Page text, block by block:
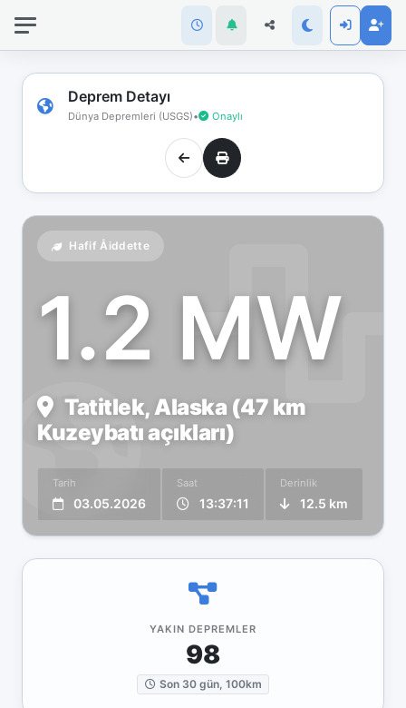
Deprem Detayı
Dünya Depremleri (USGS)• Onaylı
Hafif Åiddette
1.2 MW
Tatitlek, Alaska (47 km
Kuzeybatı açıkları)
Tarih
03.05.2026
Saat
13:37:11
Derinlik
12.5 km
YAKIN DEPREMLER
98
Son 30 gün, 100km
bağlantınız
koptu!
Çevrimdışı
moddasınız.